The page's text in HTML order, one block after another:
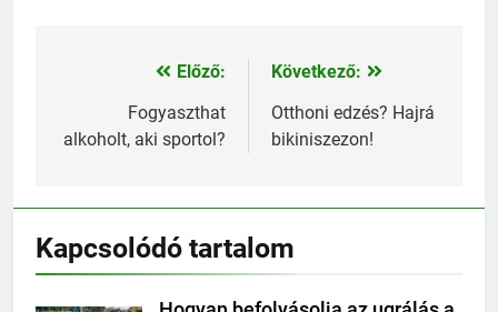
Bejegyzés
navigáció
Előző:
Fogyaszthat
alkoholt, aki sportol?
Következő:
Otthoni edzés? Hajrá
bikiniszezon!
Kapcsolódó tartalom